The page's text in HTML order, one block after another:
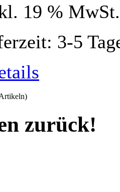
19 %
3-5
zurück!